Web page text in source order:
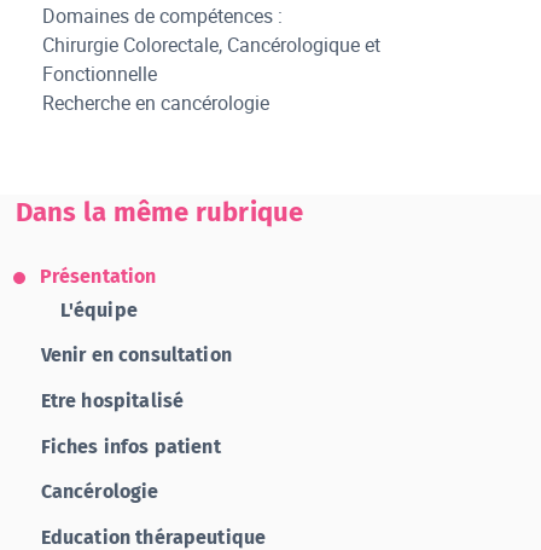
Domaines de compétences :
Chirurgie Colorectale, Cancérologique et
Fonctionnelle
Recherche en cancérologie
Dans la même rubrique
Présentation
L'équipe
Venir en consultation
Etre hospitalisé
Fiches infos patient
Cancérologie
Education thérapeutique